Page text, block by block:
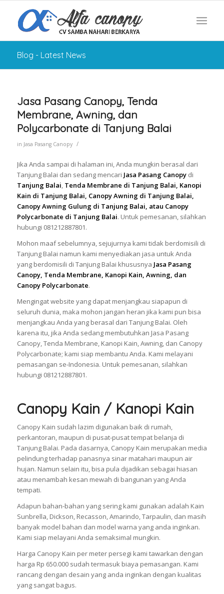
Blog - Latest News
Jasa Pasang Canopy, Tenda
Membrane, Awning, dan
Polycarbonate di Tanjung Balai
in Jasa Pasang Canopy /
Jika Anda sampai di halaman ini, Anda mungkin berasal dari
Tanjung Balai dan sedang mencari Jasa Pasang Canopy di
Tanjung Balai, Tenda Membrane di Tanjung Balai, Kanopi
Kain di Tanjung Balai, Canopy Awning di Tanjung Balai,
Canopy Awning Gulung di Tanjung Balai, atau Canopy
Polycarbonate di Tanjung Balai. Untuk pemesanan, silahkan
hubungi 081212887801.
Mohon maaf sebelumnya, sejujurnya kami tidak berdomisili di
Tanjung Balai namun kami menyediakan jasa untuk Anda
yang berdomisili di Tanjung Balai khususnya Jasa Pasang
Canopy, Tenda Membrane, Kanopi Kain, Awning, dan
Canopy Polycarbonate.
Mengingat website yang dapat menjangkau siapapun di
seluruh dunia, maka mohon jangan heran jika kami pun bisa
menjangkau Anda yang berasal dari Tanjung Balai. Oleh
karena itu, jika Anda sedang membutuhkan Jasa Pasang
Canopy, Tenda Membrane, Kanopi Kain, Awning, dan Canopy
Polycarbonate; kami siap membantu Anda. Kami melayani
pemasangan se-Indonesia. Untuk pemesanan, silahkan
hubungi 081212887801.
Canopy Kain / Kanopi Kain
Canopy Kain sudah lazim digunakan baik di rumah,
perkantoran, maupun di pusat-pusat tempat belanja di
Tanjung Balai. Pada dasarnya, Canopy Kain merupakan media
pelindung terhadap panasnya sinar matahari maupun air
hujan. Namun selain itu, bisa pula dijadikan sebagai hiasan
atau menambah kesan mewah di bangunan yang Anda
tempati.
Adapun bahan-bahan yang sering kami gunakan adalah Kain
Sunbrella, Dickson, Recasson, Amarindo, Tarpaulin, dan masih
banyak model bahan dan model warna yang anda inginkan.
Kami siap melayani Anda semaksimal mungkin.
Harga Canopy Kain per meter persegi kami tawarkan dengan
harga Rp 650.000 sudah termasuk biaya pemasangan. Kami
rancang dengan desain yang anda inginkan dengan kualitas
yang sangat bagus.